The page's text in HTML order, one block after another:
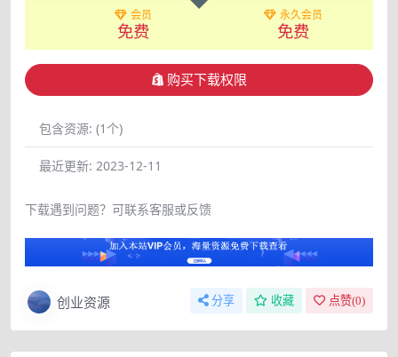
会员
免费
永久会员
免费
购买下载权限
包含资源: (1个)
最近更新: 2023-12-11
下载遇到问题？可联系客服或反馈
创业资源 分享 收藏 点赞(0)